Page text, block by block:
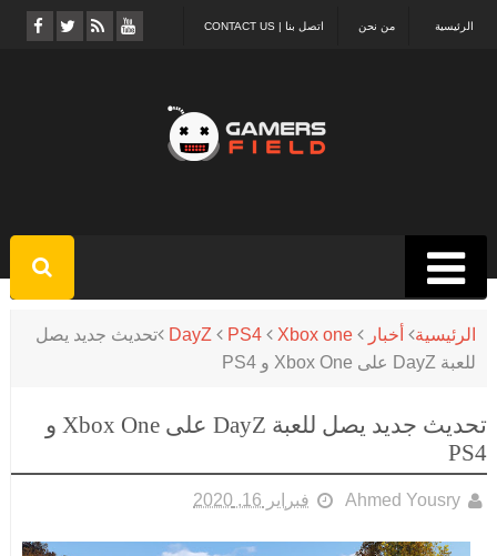
اتصل بنا | CONTACT US من نحن الرئيسية
الرئيسية أخبار DayZ PS4 Xbox one
تحديث جديد يصل
للعبة DayZ على Xbox One و PS4
تحديث جديد يصل للعبة DayZ على Xbox One و
PS4
Ahmed Yousry فبراير 16, 2020